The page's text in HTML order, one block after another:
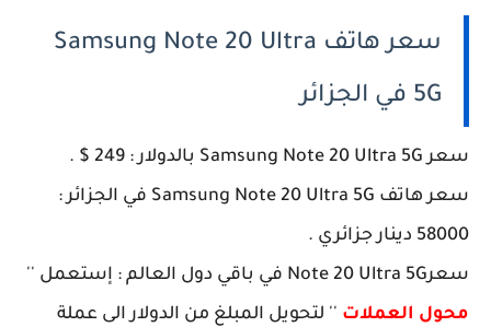
سعر هاتف Samsung Note 20 Ultra
5G في الجزائر
سعر Samsung Note 20 Ultra 5G بالدولار : 249 $ .
سعر هاتف Samsung Note 20 Ultra 5G في الجزائر :
58000 دينار جزائري .
سعرNote 20 Ultra 5G في باقي دول العالم : إستعمل ''
محول العملات '' لتحويل المبلغ من الدولار الى عملة